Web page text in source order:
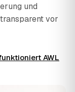
und
vor
AWL